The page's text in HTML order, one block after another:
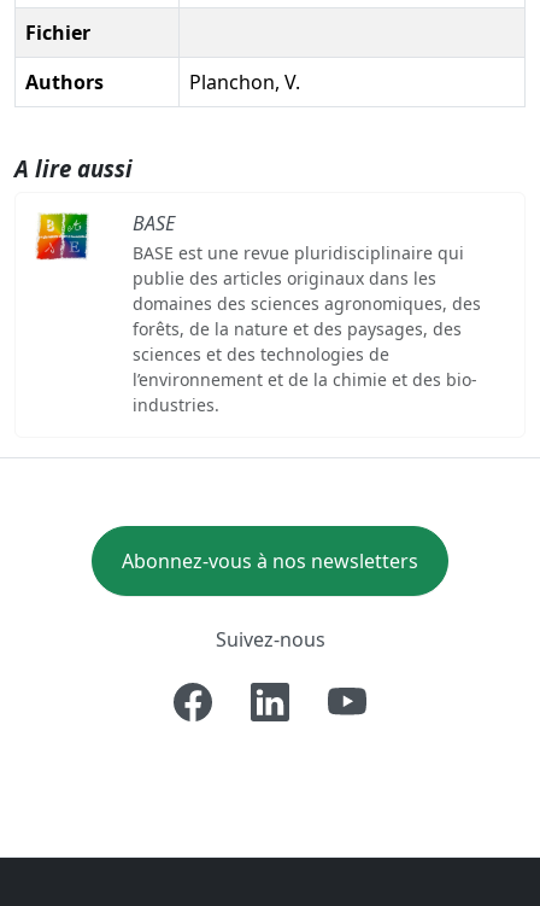
Fichier
Authors
Planchon, V.
A lire aussi
BASE
BASE est une revue pluridisciplinaire qui
publie des articles originaux dans les
domaines des sciences agronomiques, des
forêts, de la nature et des paysages, des
sciences et des technologies de
l’environnement et de la chimie et des bio-
industries.
Abonnez-vous à nos newsletters
Suivez-nous